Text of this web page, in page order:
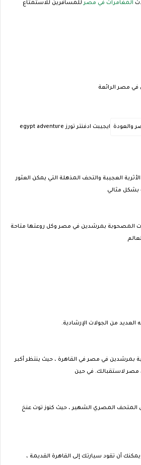
المغامرات في مصرللمسافرين للاستمتاع
مصر الرائعة
ايجيبت ادفنتر تورز egypt adventure
العجيبة والتحف المذهلة التي يمكن العثور
مثالي
المصحوبة بمرشدين في مصر وكل روعتها متاحة
من الجولات الإرشادية.
بمرشدين في مصر في القاهرة ، حيث ينتظر أكبر
مصر لاستقبالك. في حين
المتحف المصري الشهير ، حيث كنوز توت عنخ
أن تقود سيارتك إلى القاهرة القديمة ،